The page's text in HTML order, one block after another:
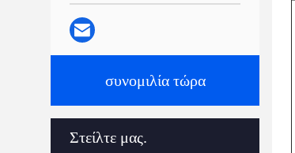
συνομιλία τώρα
Στείλτε μας.